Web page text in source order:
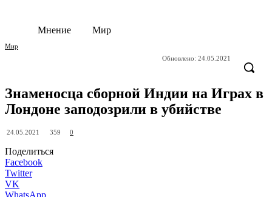
Мнение Мир
Мир
Обновлено: 24.05.2021
Знаменосца сборной Индии на Играх в
Лондоне заподозрили в убийстве
24.05.2021 359 0
Поделиться
Facebook
Twitter
VK